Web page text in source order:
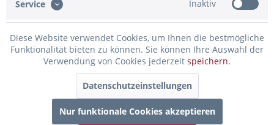
Bewertungen lesen, schreiben und diskutieren...
mehr
Infos zum Hersteller
Folgende Infos zum Hersteller sind verfübar......mehr
Kunden kauften auch
Service Inaktiv
Diese Website verwendet Cookies, um Ihnen die bestmögliche
Funktionalität bieten zu können. Sie können Ihre Auswahl der
Verwendung von Cookies jederzeit speichern.
Datenschutzeinstellungen
Nur funktionale Cookies akzeptieren